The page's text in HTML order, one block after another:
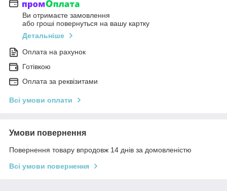
Ви отримаєте замовлення
або гроші повернуться на вашу картку
Детальніше
Оплата на рахунок
Готівкою
Оплата за реквізитами
Всі умови оплати
Умови повернення
Повернення товару впродовж 14 днів за домовленістю
Всі умови повернення